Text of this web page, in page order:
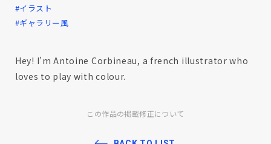
#イラスト
#ギャラリー風
Hey! I’m Antoine Corbineau, a french illustrator who
loves to play with colour.
この作品の掲載修正について